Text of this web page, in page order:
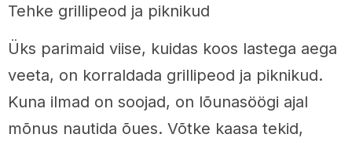
Tehke grillipeod ja piknikud
Üks parimaid viise, kuidas koos lastega aega
veeta, on korraldada grillipeod ja piknikud.
Kuna ilmad on soojad, on lõunasöögi ajal
mõnus nautida õues. Võtke kaasa tekid,